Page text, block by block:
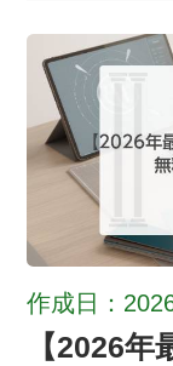
作成日：
【2026